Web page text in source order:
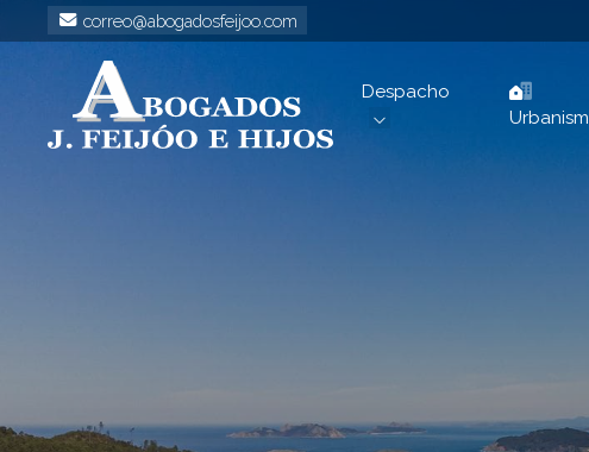
correo@abogadosfeijoo.com
Despacho